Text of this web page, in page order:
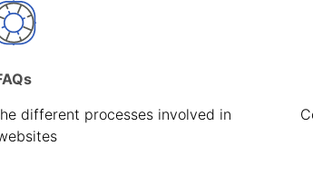
different processes involved in